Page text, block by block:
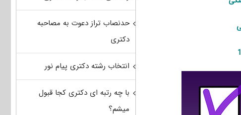
حدنصاب تراز دعوت به مصاحبه
دکتری
انتخاب رشته دکتری پیام نور
با چه رتبه ای دکتری کجا قبول
میشم؟